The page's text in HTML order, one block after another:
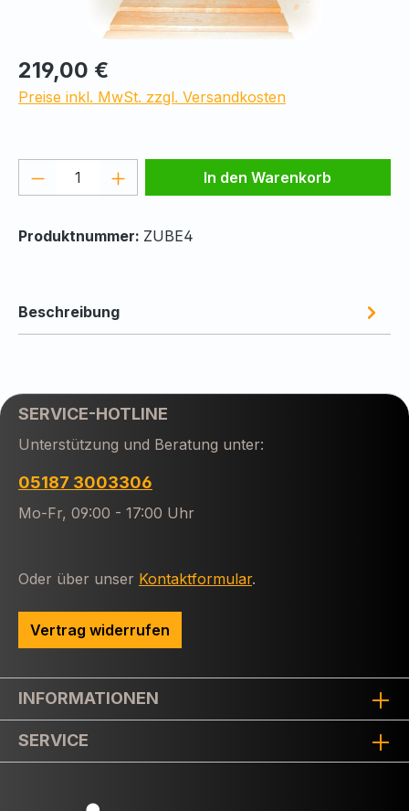
Regulärer Preis:
219,00 €
Preise inkl. MwSt. zzgl. Versandkosten
Produkt Anzahl: Gib denIn den Warenkorb
Produktnummer: ZUBE4
Beschreibung
SERVICE-HOTLINE
Unterstützung und Beratung unter:
05187 3003306
Mo-Fr, 09:00 - 17:00 Uhr
Oder über unser Kontaktformular.
Vertrag widerrufen
INFORMATIONEN
SERVICE